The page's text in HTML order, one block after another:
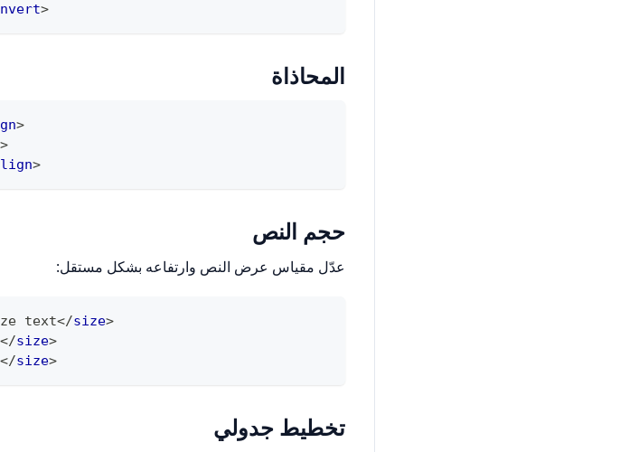
>
المحاذاة
>
>
>
حجم النص
عدّل مقياس عرض النص وارتفاعه بشكل مستقل:
text</size>
</size>
</size>
تخطيط جدولي